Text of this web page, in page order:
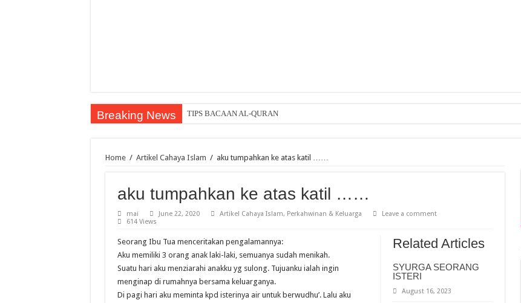
Breaking News TIPS BACAAN AL-QURAN
Menghuni Neraka Kerana Dosa Lisan
Menyesal pada yang tiada adalah sia-sia.
Ayah Yang Soleh Dalam al-Quran
Hakikat Selawat
SUJUDLAH DI ATAS TUJUH ANGGOTA BADAN
Adab tetamu, tetamu yang tak diundang
Home / Artikel Cahaya Islam / aku tumpahkan ke atas katil ……
aku tumpahkan ke atas katil ……
mai June 22, 2020 Artikel Cahaya Islam, Perkahwinan & Keluarga
Leave a comment
614 Views
Related Articles
SYURGA SEORANG
ISTERI
August 16, 2023
Seorang Ibu Tua menceritakan pengalamannya:
Aku memiliki 3 orang anak laki-laki, semuanya sudah menikah.
Suatu hari aku menziarahi anakku yg sulong. Tujuanku ialah ingin
menginap di rumahnya bersama keluarganya.
Di pagi hari aku meminta kpd isterinya air untuk berwudhu’. Lalu aku